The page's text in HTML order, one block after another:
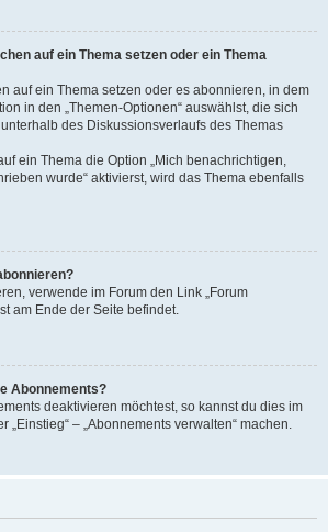
auf ein Thema setzen oder ein Thema
auf ein Thema setzen oder es abonnieren, in dem
in den „Themen-Optionen“ auswählst, die sich
des Diskussionsverlaufs des Themas
ein Thema die Option „Mich benachrichtigen,
wurde“ aktivierst, wird das Thema ebenfalls
verwende im Forum den Link „Forum
am Ende der Seite befindet.
Abonnements?
deaktivieren möchtest, so kannst du dies im
„Einstieg“ – „Abonnements verwalten“ machen.